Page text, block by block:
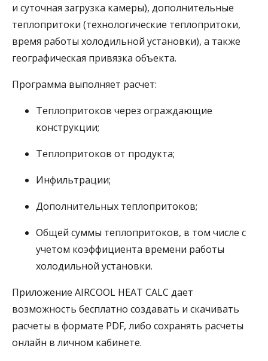
и суточная загрузка камеры), дополнительные
теплопритоки (технологические теплопритоки,
время работы холодильной установки), а также
географическая привязка объекта.
Программа выполняет расчет:
Теплопритоков через ограждающие
конструкции;
Теплопритоков от продукта;
Инфильтрации;
Дополнительных теплопритоков;
Общей суммы теплопритоков, в том числе с
учетом коэффициента времени работы
холодильной установки.
Приложение AIRCOOL HEAT CALC дает
возможность бесплатно создавать и скачивать
расчеты в формате PDF, либо сохранять расчеты
онлайн в личном кабинете.